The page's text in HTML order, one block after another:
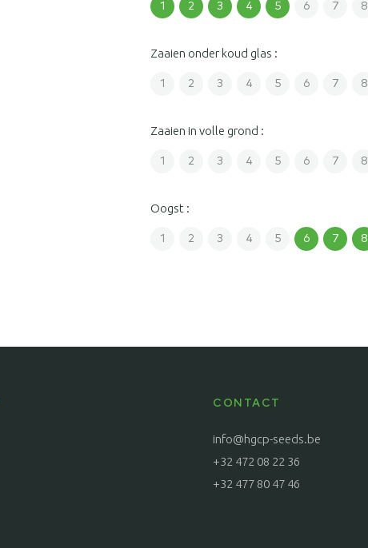
1 2 3 4 5 6 7 8
Zaaien onder koud glas :
1 2 3 4 5 6 7 8
Zaaien in volle grond :
1 2 3 4 5 6 7 8
Oogst :
1 2 3 4 5 6 7 8
CONTACT
info@hgcp-seeds.be
+32 472 08 22 36
+32 477 80 47 46